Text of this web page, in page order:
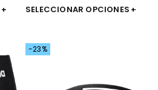
SELECCIONAR OPCIONES
-23%